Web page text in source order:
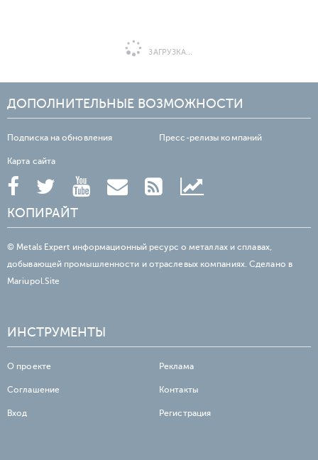
ЗАГРУЗКА...
ДОПОЛНИТЕЛЬНЫЕ ВОЗМОЖНОСТИ
Подписка на обновления Пресс-релизы компаний
Карта сайта
КОПИРАЙТ
© Metals Expert информационный ресурс о металлах и сплавах,
добывающей промышленности и отраслевых компаниях. Сделано в
Mariupol.Site
ИНСТРУМЕНТЫ
О проекте Реклама
Соглашение Контакты
Вход Регистрация